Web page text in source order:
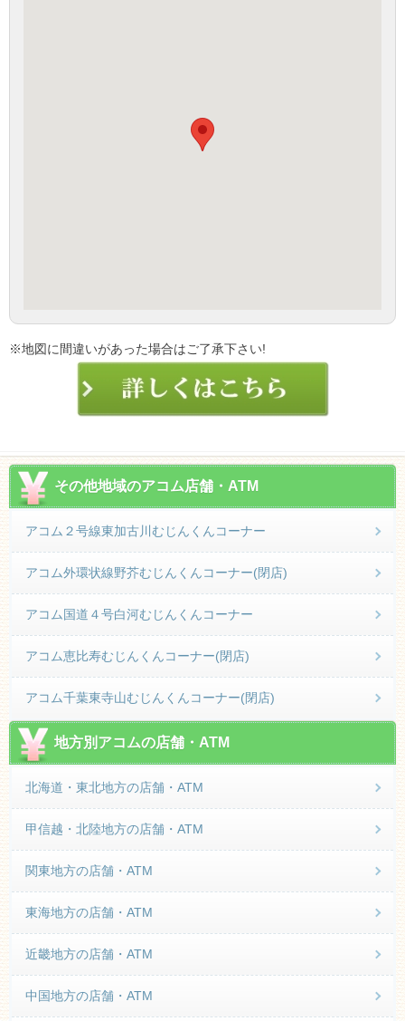
※地図に間違いがあった場合はご了承下さい!
その他地域のアコム店舗・ATM
アコム２号線東加古川むじんくんコーナー
アコム外環状線野芥むじんくんコーナー(閉店)
アコム国道４号白河むじんくんコーナー
アコム恵比寿むじんくんコーナー(閉店)
アコム千葉東寺山むじんくんコーナー(閉店)
地方別アコムの店舗・ATM
北海道・東北地方の店舗・ATM
甲信越・北陸地方の店舗・ATM
関東地方の店舗・ATM
東海地方の店舗・ATM
近畿地方の店舗・ATM
中国地方の店舗・ATM